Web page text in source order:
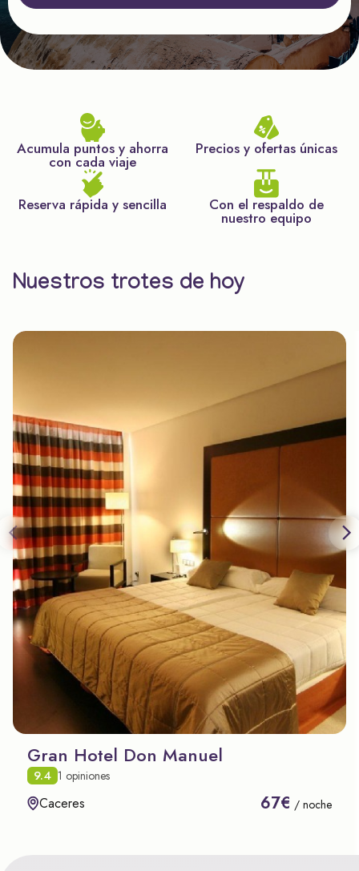
Acumula puntos y ahorra
con cada viaje
Precios y ofertas únicas
Reserva rápida y sencilla Con el respaldo de
nuestro equipo
Nuestros trotes de hoy
Gran Hotel Don Manuel
9.4 1 opiniones
Caceres 67€ / noche